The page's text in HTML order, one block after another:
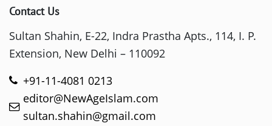
Contact Us
Sultan Shahin, E-22, Indra Prastha Apts., 114, I. P.
Extension, New Delhi – 110092
+91-11-4081 0213
editor@NewAgeIslam.com
sultan.shahin@gmail.com